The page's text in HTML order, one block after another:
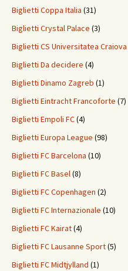
Biglietti Coppa Italia (31)
Biglietti Crystal Palace (3)
Biglietti CS Universitatea Craiova
Biglietti Da decidere (4)
Biglietti Dinamo Zagreb (1)
Biglietti Eintracht Francoforte (7)
Biglietti Empoli FC(4)
Biglietti Europa League (98)
Biglietti FC Barcelona (10)
Biglietti FC Basel(8)
Biglietti FC Copenhagen (2)
Biglietti FC Internazionale (10)
Biglietti FC Kairat(4)
Biglietti FC Lausanne Sport(5)
Biglietti FC Midtjylland (1)